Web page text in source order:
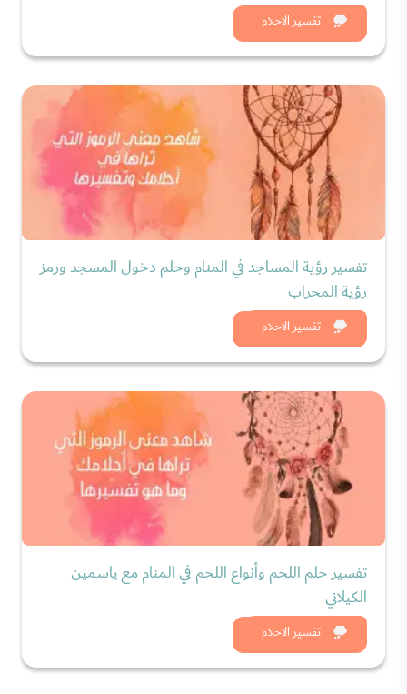
تفسير الاحلام
شاهد الان
تفسير الاحلام
تفسير رؤية المساجد في المنام وحلم دخول المسجد ورمز
رؤية المحراب
شاهد الان
تفسير الاحلام
تفسير حلم اللحم وأنواع اللحم في المنام مع ياسمين
الكيلاني
شاهد الان